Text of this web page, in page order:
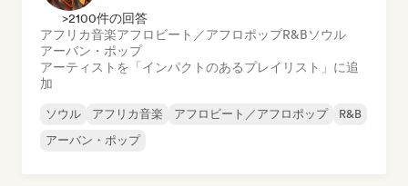
>2100件の回答
アフリカ音楽アフロビート／アフロポップR&Bソウル
アーバン・ポップ
アーティストを「インパクトのあるプレイリスト」に追
加
ソウル アフリカ音楽 アフロビート／アフロポップ
R&B
アーバン・ポップ